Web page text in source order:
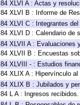
84 XLVI A : Actas y
84 XLVI B : Informe de
84 XLVI C : Integrantes
84 XLVI D : Calendario de
84 XLVII A : Evaluaciones
84 XLVII B : Encuestas
84 XLVIII - : Estudios
84 XLIX A : Hipervínculo
84 XLIX B : Jubilados y
84 L A : Ingresos recibidos.